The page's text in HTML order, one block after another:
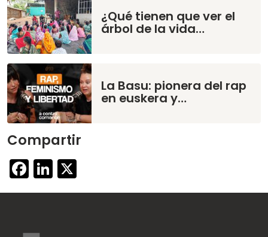
¿Qué tienen que ver el
árbol de la vida…
La Basu: pionera del rap
en euskera y…
Compartir
Facebook
LinkedIn